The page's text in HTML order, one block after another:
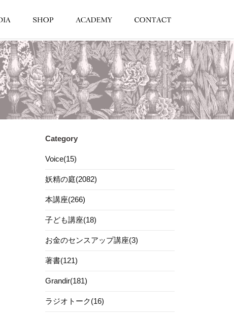
Category
Voice(15)
妖精の庭(2082)
本講座(266)
子ども講座(18)
お金のセンスアップ講座(3)
著書(121)
Grandir(181)
ラジオトーク(16)